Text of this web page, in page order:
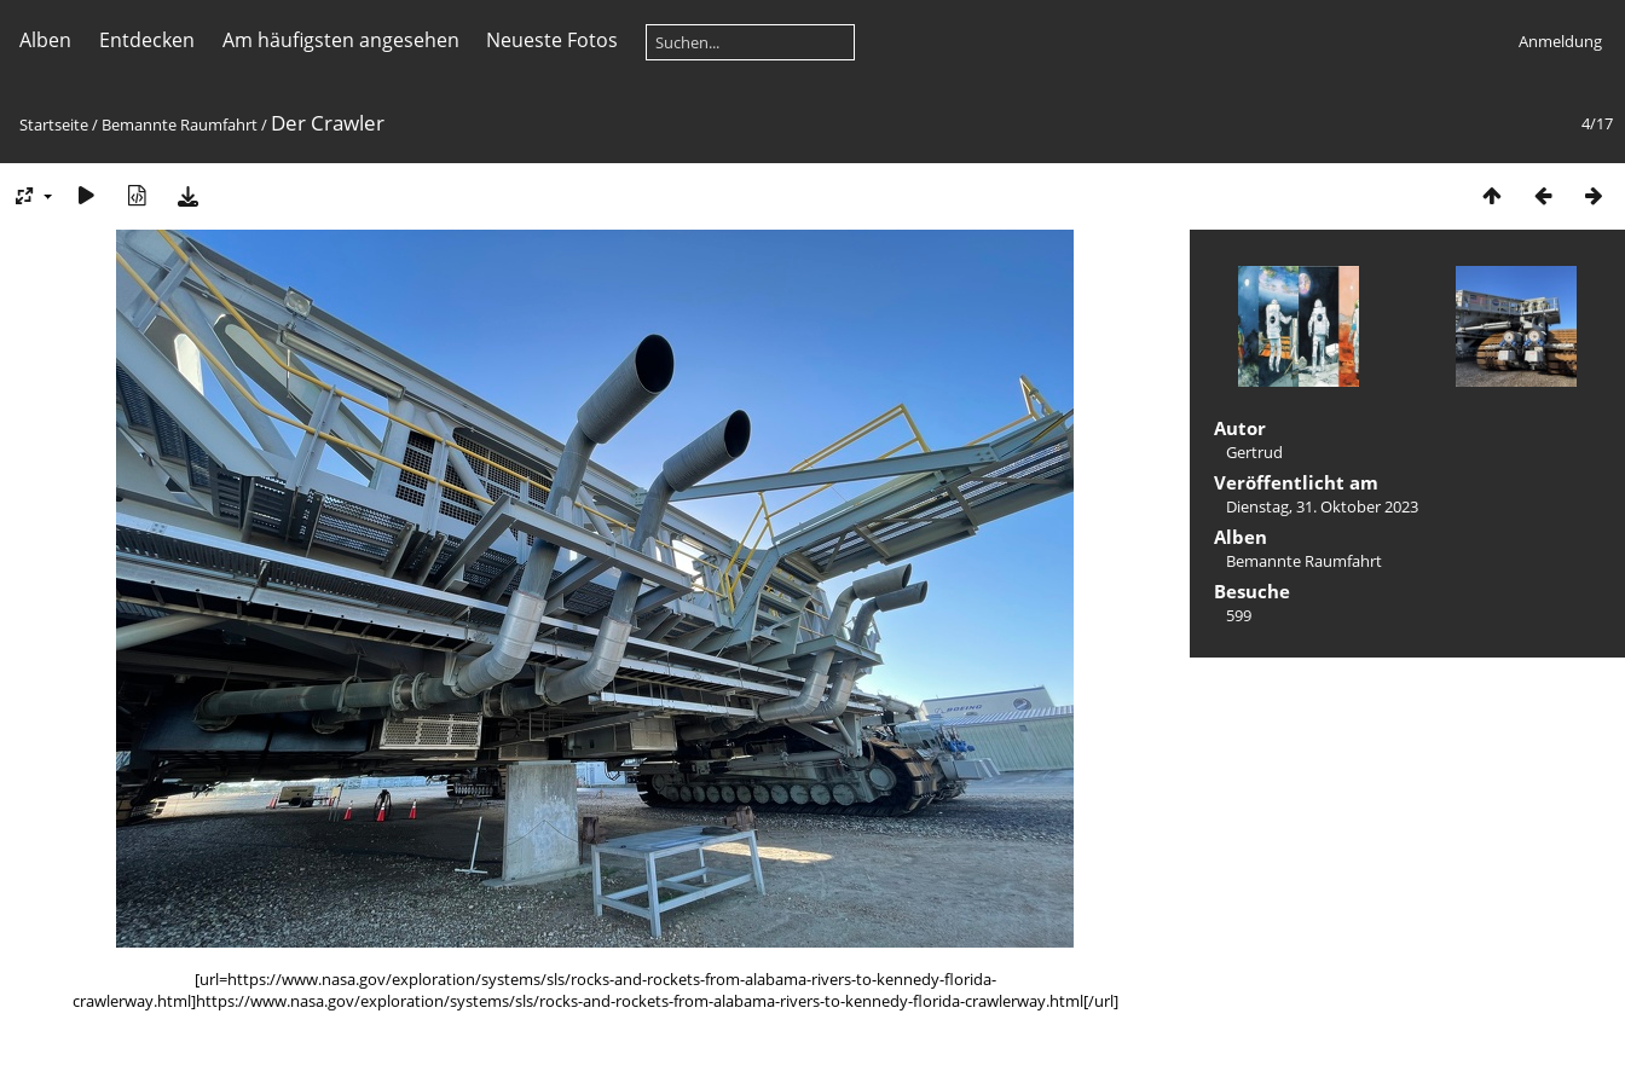
Alben Entdecken Am häufigsten angesehen Neueste Fotos Anmeldung
4/17
Startseite/ Bemannte Raumfahrt/ Der Crawler
[url=https://www.nasa.gov/exploration/systems/sls/rocks-and-rockets-from-alabama-rivers-to-kennedy-florida-
crawlerway.html]https://www.nasa.gov/exploration/systems/sls/rocks-and-rockets-from-alabama-rivers-to-kennedy-florida-crawlerway.html[/url]
Autor
Gertrud
Veröffentlicht am
Dienstag, 31. Oktober 2023
Alben
Bemannte Raumfahrt
Besuche
599